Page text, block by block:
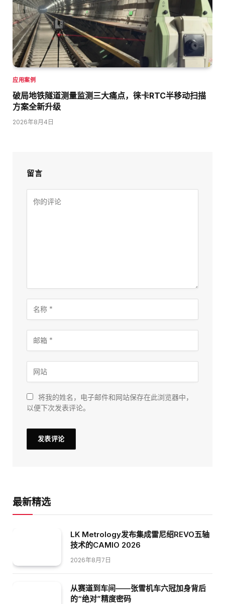
应用案例
破局地铁隧道测量监测三大痛点，徕卡RTC半移动扫描
方案全新升级
2026年8月4日
留言
将我的姓名，电子邮件和网站保存在此浏览器中，
以便下次发表评论。
最新精选
LK Metrology发布集成雷尼绍REVO五轴
技术的CAMIO 2026
2026年8月7日
从赛道到车间——张雪机车六冠加身背后
的“绝对”精度密码